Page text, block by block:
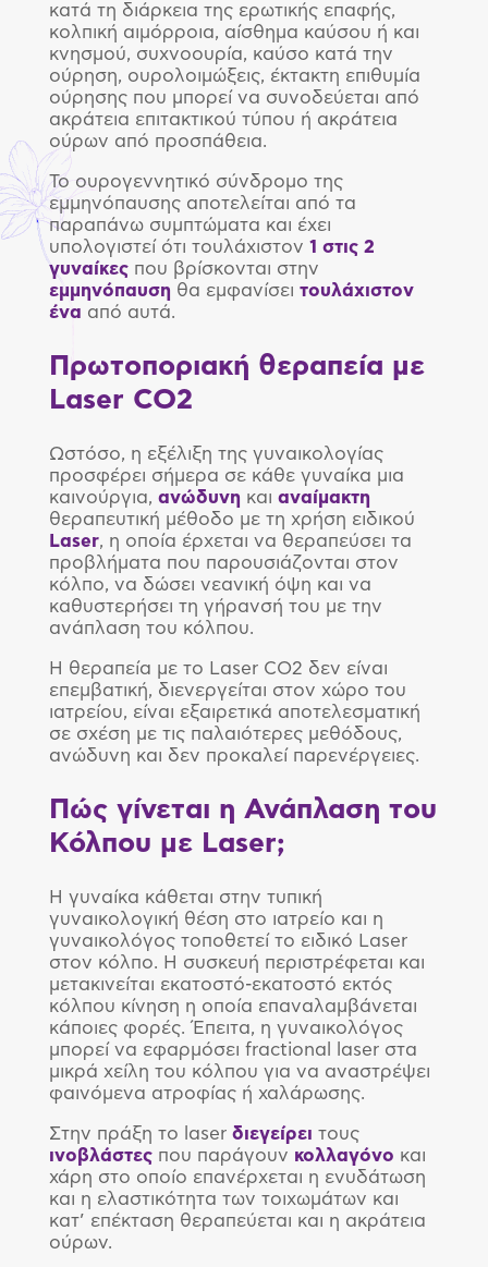
κατά τη διάρκεια της ερωτικής επαφής,
κολπική αιμόρροια, αίσθημα καύσου ή και
κνησμού, συχνοουρία, καύσο κατά την
ούρηση, ουρολοιμώξεις, έκτακτη επιθυμία
ούρησης που μπορεί να συνοδεύεται από
ακράτεια επιτακτικού τύπου ή ακράτεια
ούρων από προσπάθεια.
Το ουρογεννητικό σύνδρομο της
εμμηνόπαυσης αποτελείται από τα
παραπάνω συμπτώματα και έχει
υπολογιστεί ότι τουλάχιστον 1 στις 2
γυναίκες που βρίσκονται στην
εμμηνόπαυση θα εμφανίσει τουλάχιστον
ένα από αυτά.
Πρωτοποριακή θεραπεία με
Laser CO2
Ωστόσο, η εξέλιξη της γυναικολογίας
προσφέρει σήμερα σε κάθε γυναίκα μια
καινούργια, ανώδυνη και αναίμακτη
θεραπευτική μέθοδο με τη χρήση ειδικού
Laser, η οποία έρχεται να θεραπεύσει τα
προβλήματα που παρουσιάζονται στον
κόλπο, να δώσει νεανική όψη και να
καθυστερήσει τη γήρανσή του με την
ανάπλαση του κόλπου.
Η θεραπεία με το Laser CO2 δεν είναι
επεμβατική, διενεργείται στον χώρο του
ιατρείου, είναι εξαιρετικά αποτελεσματική
σε σχέση με τις παλαιότερες μεθόδους,
ανώδυνη και δεν προκαλεί παρενέργειες.
Πώς γίνεται η Ανάπλαση του
Κόλπου με Laser;
Η γυναίκα κάθεται στην τυπική
γυναικολογική θέση στο ιατρείο και η
γυναικολόγος τοποθετεί το ειδικό Laser
στον κόλπο. Η συσκευή περιστρέφεται και
μετακινείται εκατοστό-εκατοστό εκτός
κόλπου κίνηση η οποία επαναλαμβάνεται
κάποιες φορές. Έπειτα, η γυναικολόγος
μπορεί να εφαρμόσει fractional laser στα
μικρά χείλη του κόλπου για να αναστρέψει
φαινόμενα ατροφίας ή χαλάρωσης.
Στην πράξη το laser διεγείρει τους
ινοβλάστεςπου παράγουν κολλαγόνο και
χάρη στο οποίο επανέρχεται η ενυδάτωση
και η ελαστικότητα των τοιχωμάτων και
κατ’ επέκταση θεραπεύεται και η ακράτεια
ούρων.